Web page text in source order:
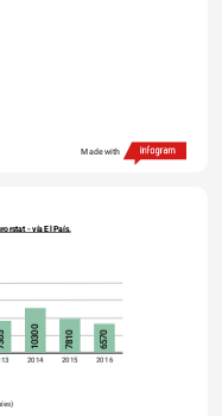
Made with
- vía El País.
2014 2015 2016
10300 7810 6570